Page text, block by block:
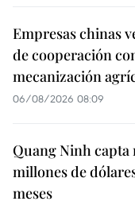
Empresas chinas
de cooperación
mecanización
06/08/2026 08:09
Quang Ninh capta
millones de
meses